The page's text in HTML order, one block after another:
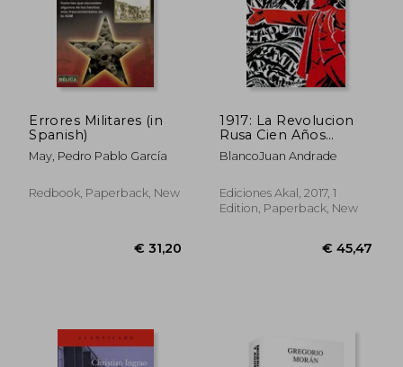
Errores Militares (in
Spanish)
May, Pedro Pablo García
Redbook, Paperback, New
1917: La Revolucion
Rusa Cien Años
Despues (in Spanish)
BlancoJuan Andrade
Ediciones Akal, 2017, 1
Edition, Paperback, New